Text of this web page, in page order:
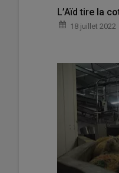
L’Aïd tire la
18 juillet 2022